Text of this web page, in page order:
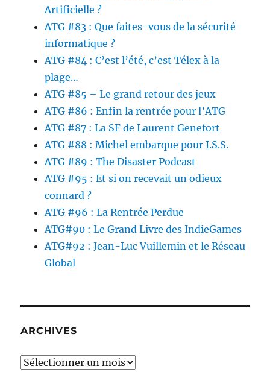
Artificielle ?
ATG #83 : Que faites-vous de la sécurité
informatique ?
ATG #84 : C’est l’été, c’est Télex à la
plage…
ATG #85 – Le grand retour des jeux
ATG #86 : Enfin la rentrée pour l’ATG
ATG #87 : La SF de Laurent Genefort
ATG #88 : Michel embarque pour I.S.S.
ATG #89 : The Disaster Podcast
ATG #95 : Et si on recevait un odieux
connard ?
ATG #96 : La Rentrée Perdue
ATG#90 : Le Grand Livre des IndieGames
ATG#92 : Jean-Luc Vuillemin et le Réseau
Global
ARCHIVES
Archives